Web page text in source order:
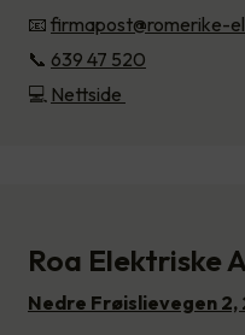
📧 firmapost@romerike-
📞 639 47 520
💻 Nettside
Roa Elektriske
Nedre Frøislievegen 2,